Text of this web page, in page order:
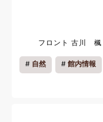
フロント 古川 楓
自然 館内情報